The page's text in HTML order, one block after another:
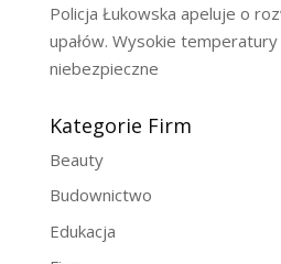
Policja Łukowska apeluje o
upałów. Wysokie
niebezpieczne
Kategorie Firm
Beauty
Budownictwo
Edukacja